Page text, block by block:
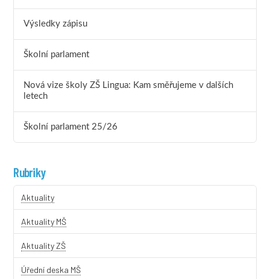
Výsledky zápisu
Školní parlament
Nová vize školy ZŠ Lingua: Kam směřujeme v dalších
letech
Školní parlament 25/26
Rubriky
Aktuality
Aktuality MŠ
Aktuality ZŠ
Úřední deska MŠ